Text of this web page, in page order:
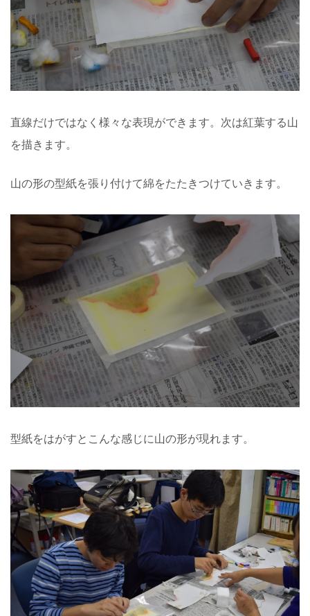
直線だけではなく様々な表現ができます。次は紅葉する山
を描きます。
山の形の型紙を張り付けて綿をたたきつけていきます。
型紙をはがすとこんな感じに山の形が現れます。